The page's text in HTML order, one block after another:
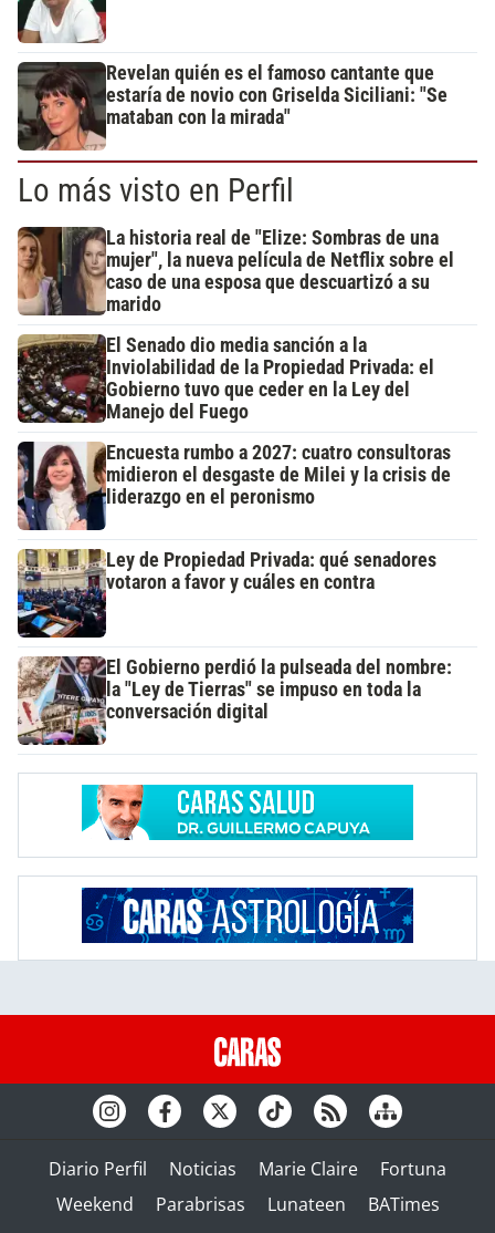
Revelan quién es el famoso cantante que
estaría de novio con Griselda Siciliani: "Se
mataban con la mirada"
Lo más visto en Perfil
La historia real de "Elize: Sombras de una
mujer", la nueva película de Netflix sobre el
caso de una esposa que descuartizó a su
marido
El Senado dio media sanción a la
Inviolabilidad de la Propiedad Privada: el
Gobierno tuvo que ceder en la Ley del
Manejo del Fuego
Encuesta rumbo a 2027: cuatro consultoras
midieron el desgaste de Milei y la crisis de
liderazgo en el peronismo
Ley de Propiedad Privada: qué senadores
votaron a favor y cuáles en contra
El Gobierno perdió la pulseada del nombre:
la "Ley de Tierras" se impuso en toda la
conversación digital
Diario Perfil Noticias Marie Claire
Fortuna
Weekend
Parabrisas Lunateen BATimes